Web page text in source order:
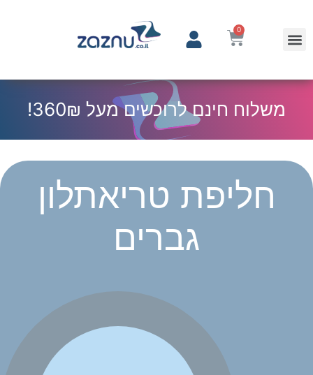
0
משלוח חינם לרוכשים מעל 360₪!
חליפת טריאתלון
גברים